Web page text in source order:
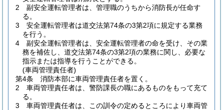
2
副安全運転管理者は、管理職のうちから消防長が任命す
る。
3
安全運転管理者は道交法第74条の3第2項に規定する業務
を行う。
4
副安全運転管理者は、安全運転管理者の命を受け、その業
務を補佐し、道交法第74条の3第2項の業務に関し、必要な
指示または指導を行うことができる。
(車両管理責任者)
第4条
消防本部に車両管理責任者を置く。
2
車両管理責任者は、警防課長の職にあるものをもって充て
る。
3
車両管理責任者は、この訓令の定めるところにより車両管